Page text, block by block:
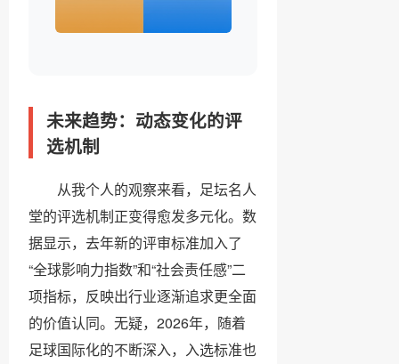
未来趋势：动态变化的评
选机制
从我个人的观察来看，足坛名人
堂的评选机制正变得愈发多元化。数
据显示，去年新的评审标准加入了
“全球影响力指数”和“社会责任感”二
项指标，反映出行业逐渐追求更全面
的价值认同。无疑，2026年，随着
足球国际化的不断深入，入选标准也